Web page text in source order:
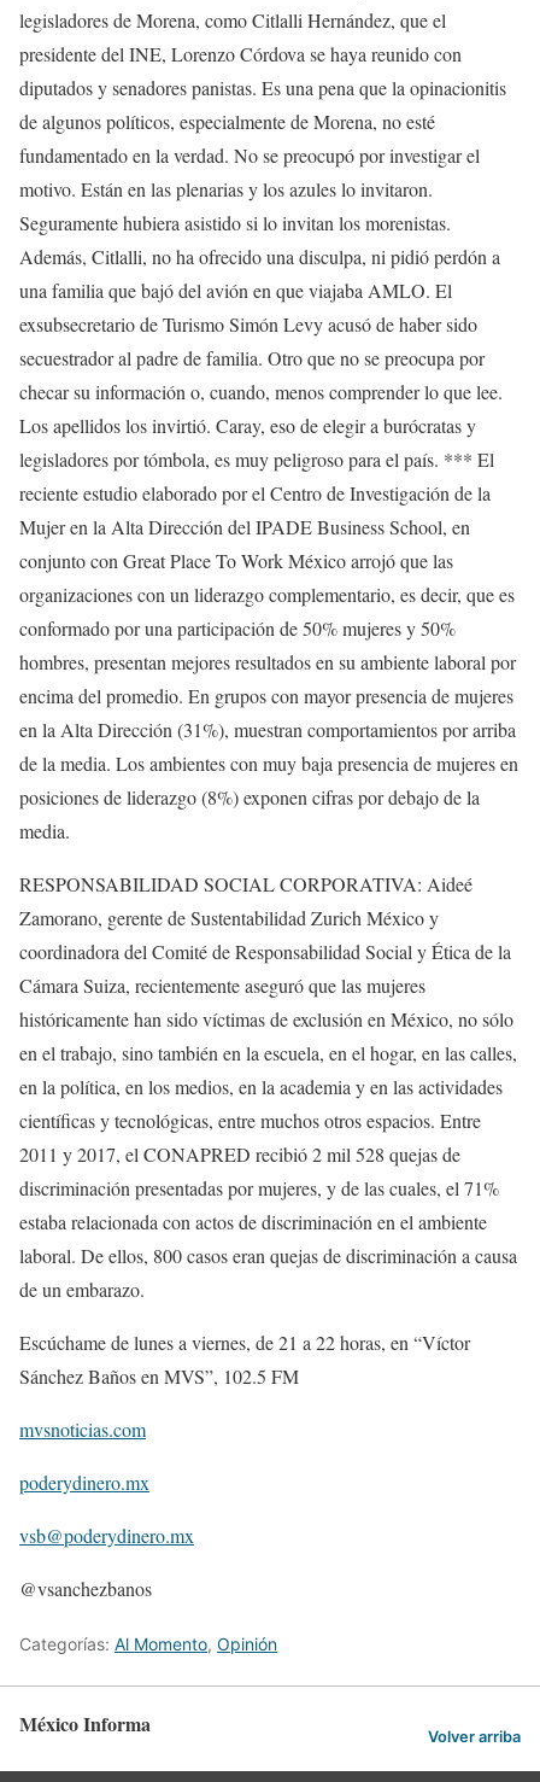
legisladores de Morena, como Citlalli Hernández, que el
presidente del INE, Lorenzo Córdova se haya reunido con
diputados y senadores panistas. Es una pena que la opinacionitis
de algunos políticos, especialmente de Morena, no esté
fundamentado en la verdad. No se preocupó por investigar el
motivo. Están en las plenarias y los azules lo invitaron.
Seguramente hubiera asistido si lo invitan los morenistas.
Además, Citlalli, no ha ofrecido una disculpa, ni pidió perdón a
una familia que bajó del avión en que viajaba AMLO. El
exsubsecretario de Turismo Simón Levy acusó de haber sido
secuestrador al padre de familia. Otro que no se preocupa por
checar su información o, cuando, menos comprender lo que lee.
Los apellidos los invirtió. Caray, eso de elegir a burócratas y
legisladores por tómbola, es muy peligroso para el país. *** El
reciente estudio elaborado por el Centro de Investigación de la
Mujer en la Alta Dirección del IPADE Business School, en
conjunto con Great Place To Work México arrojó que las
organizaciones con un liderazgo complementario, es decir, que es
conformado por una participación de 50% mujeres y 50%
hombres, presentan mejores resultados en su ambiente laboral por
encima del promedio. En grupos con mayor presencia de mujeres
en la Alta Dirección (31%), muestran comportamientos por arriba
de la media. Los ambientes con muy baja presencia de mujeres en
posiciones de liderazgo (8%) exponen cifras por debajo de la
media.
RESPONSABILIDAD SOCIAL CORPORATIVA: Aideé
Zamorano, gerente de Sustentabilidad Zurich México y
coordinadora del Comité de Responsabilidad Social y Ética de la
Cámara Suiza, recientemente aseguró que las mujeres
históricamente han sido víctimas de exclusión en México, no sólo
en el trabajo, sino también en la escuela, en el hogar, en las calles,
en la política, en los medios, en la academia y en las actividades
científicas y tecnológicas, entre muchos otros espacios. Entre
2011 y 2017, el CONAPRED recibió 2 mil 528 quejas de
discriminación presentadas por mujeres, y de las cuales, el 71%
estaba relacionada con actos de discriminación en el ambiente
laboral. De ellos, 800 casos eran quejas de discriminación a causa
de un embarazo.
Escúchame de lunes a viernes, de 21 a 22 horas, en “Víctor
Sánchez Baños en MVS”, 102.5 FM
mvsnoticias.com
poderydinero.mx
vsb@poderydinero.mx
@vsanchezbanos
Categorías: Al Momento, Opinión
México Informa Volver arriba